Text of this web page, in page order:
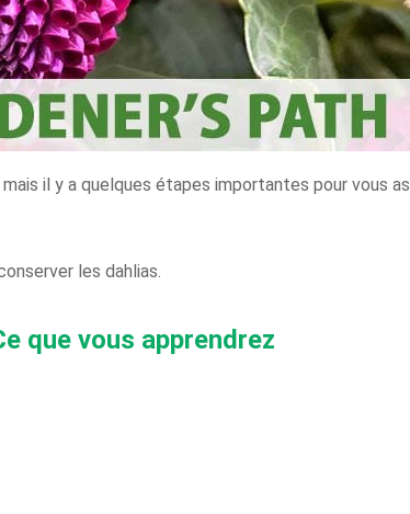
il y a quelques étapes importantes pour vous
les dahlias.
que vous apprendrez